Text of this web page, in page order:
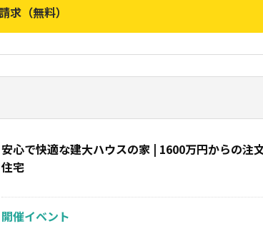
求（無料）
安心で快適な建大ハウスの家 | 1600万円からの注
住宅
開催イベント